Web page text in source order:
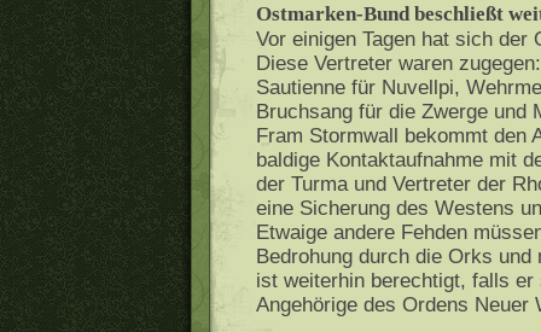
Ostmarken-Bund beschließt
Vor einigen Tagen hat sich
Diese Vertreter waren
Sautienne für Nuvellpi,
Bruchsang für die Zwerge und
Fram Stormwall bekommt den
baldige Kontaktaufnahme mit
der Turma und Vertreter der
eine Sicherung des Westens
Etwaige andere Fehden
Bedrohung durch die Orks
ist weiterhin berechtigt, falls
Angehörige des Ordens Neuer